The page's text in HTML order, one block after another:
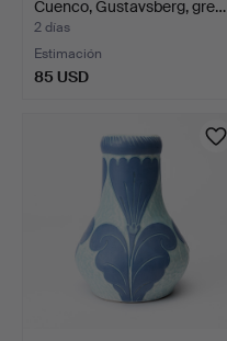
Cuenco, Gustavsberg, gre…
2 días
Estimación
85 USD